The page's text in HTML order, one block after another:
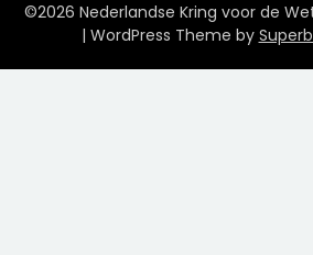
©2026 Nederlandse Kring voor de
| WordPress Theme by